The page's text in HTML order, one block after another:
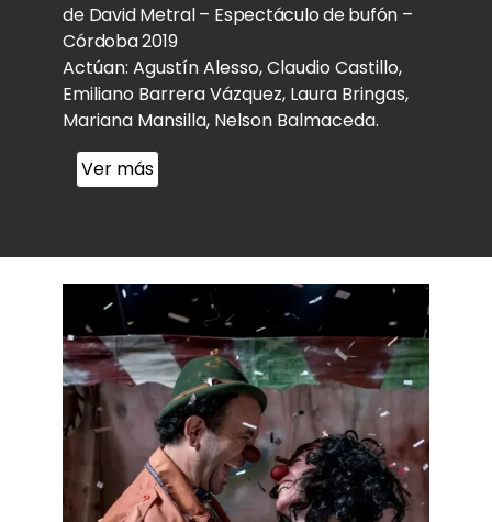
de David Metral – Espectáculo de bufón –
Córdoba 2019
Actúan: Agustín Alesso, Claudio Castillo,
Emiliano Barrera Vázquez, Laura Bringas,
Mariana Mansilla, Nelson Balmaceda.
Ver más